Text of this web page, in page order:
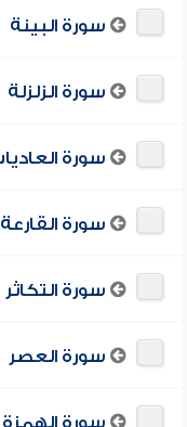
سورة البينة
سورة الزلزلة
سورة
سورة القارعة
سورة التكاثر
سورة العصر
سورة الهمزة